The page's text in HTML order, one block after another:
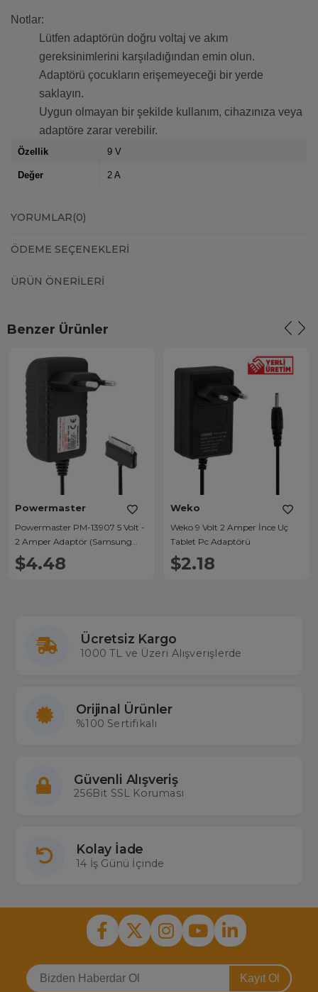
Notlar:
Lütfen adaptörün doğru voltaj ve akım
gereksinimlerini karşıladığından emin olun.
Adaptörü çocukların erişemeyeceği bir yerde
saklayın.
Uygun olmayan bir şekilde kullanım, cihazınıza veya
adaptöre zarar verebilir.
Özellik 9 V
Değer 2 A
YORUMLAR(0)
ÖDEME SEÇENEKLERI
ÜRÜN ÖNERILERI
Benzer Ürünler
Powermaster
Powermaster PM-13907 5 Volt -
2 Amper Adaptör (Samsung
Tablet)
$4.48
Weko
Weko 9 Volt 2 Amper İnce Uç
Tablet Pc Adaptörü
$2.18
Ücretsiz Kargo
1000 TL ve Üzeri Alışverişlerde
Orijinal Ürünler
%100 Sertifikalı
Güvenli Alışveriş
256Bit SSL Koruması
Kolay İade
14 İş Günü İçinde
Kayıt Ol